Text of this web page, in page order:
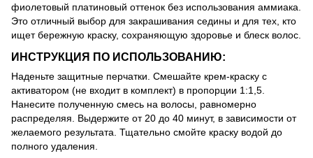
фиолетовый платиновый оттенок без использования аммиака.
Это отличный выбор для закрашивания седины и для тех, кто
ищет бережную краску, сохраняющую здоровье и блеск волос.
ИНСТРУКЦИЯ ПО ИСПОЛЬЗОВАНИЮ:
Наденьте защитные перчатки. Смешайте крем-краску с
активатором (не входит в комплект) в пропорции 1:1,5.
Нанесите полученную смесь на волосы, равномерно
распределяя. Выдержите от 20 до 40 минут, в зависимости от
желаемого результата. Тщательно смойте краску водой до
полного удаления.